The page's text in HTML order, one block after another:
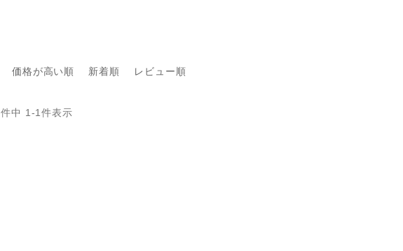
価格が高い順 新着順 レビュー順
件中 1 -1件表示